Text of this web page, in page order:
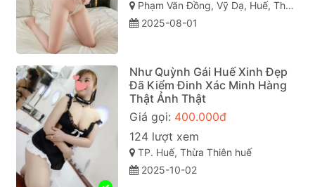
Phạm Văn Đồng, Vỹ Dạ, Huế, Thừa Thiên Huế
2025-08-01
Như Quỳnh Gái Huế Xinh Đẹp
Đã Kiểm Đinh Xác Minh Hàng
Thật Ảnh Thật
Giá gọi: 400.000đ
124 lượt xem
TP. Huế, Thừa Thiên huế
2025-10-02